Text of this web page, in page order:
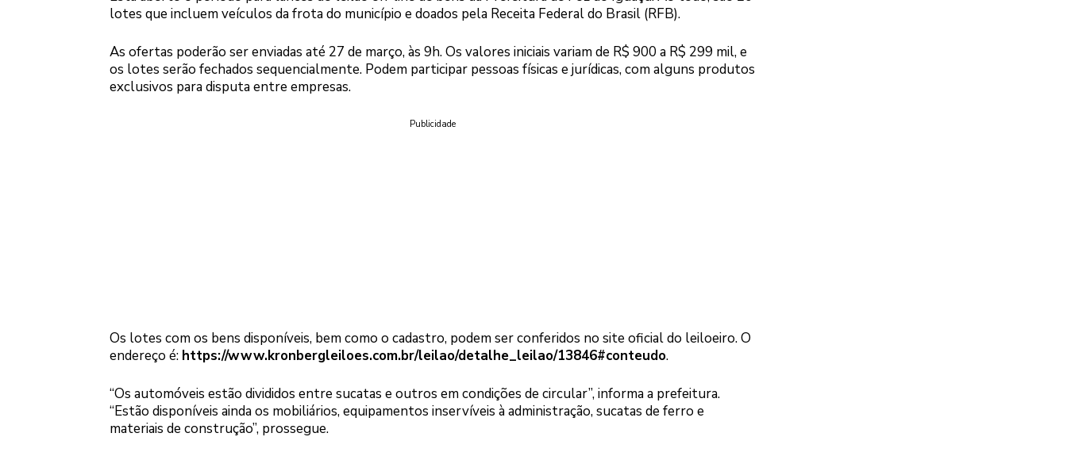
lotes que incluem veículos da frota do município e doados pela Receita Federal do Brasil (RFB).
As ofertas poderão ser enviadas até 27 de março, às 9h. Os valores iniciais variam de R$ 900 a R$ 299 mil, e
os lotes serão fechados sequencialmente. Podem participar pessoas físicas e jurídicas, com alguns produtos
exclusivos para disputa entre empresas.
Publicidade
Os lotes com os bens disponíveis, bem como o cadastro, podem ser conferidos no site oficial do leiloeiro. O
endereço é: https://www.kronbergleiloes.com.br/leilao/detalhe_leilao/13846#conteudo.
“Os automóveis estão divididos entre sucatas e outros em condições de circular”, informa a prefeitura.
“Estão disponíveis ainda os mobiliários, equipamentos inservíveis à administração, sucatas de ferro e
materiais de construção”, prossegue.